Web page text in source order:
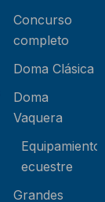
Concurso
completo
Doma Clásica
Doma
Vaquera
Equipamiento
ecuestre
Grandes